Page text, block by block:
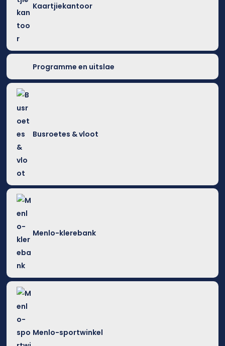
Kaartjiekantoor
Programme en uitslae
Busroetes & vloot
Menlo-klerebank
Menlo-sportwinkel